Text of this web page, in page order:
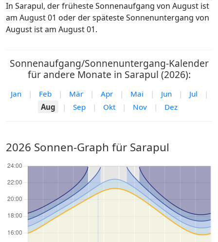
In Sarapul, der früheste Sonnenaufgang von August ist
am August 01 oder der späteste Sonnenuntergang von
August ist am August 01.
Sonnenaufgang/Sonnenuntergang-Kalender
für andere Monate in Sarapul (2026):
Jan | Feb | Mär | Apr | Mai | Jun | Jul
|
Aug
| Sep | Okt | Nov | Dez
2026 Sonnen-Graph für Sarapul